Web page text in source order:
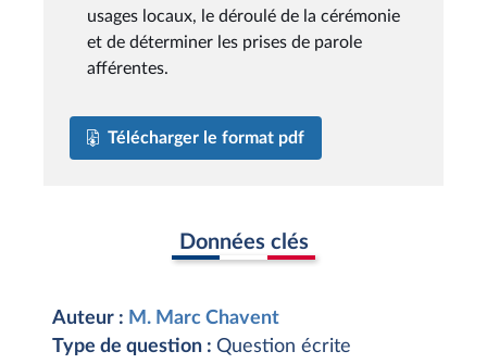
usages locaux, le déroulé de la cérémonie
et de déterminer les prises de parole
afférentes.
Télécharger le format pdf
Données clés
Auteur : M. Marc Chavent
Type de question : Question écrite